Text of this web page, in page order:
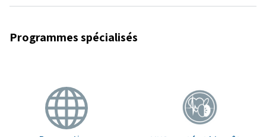
Programmes spécialisés